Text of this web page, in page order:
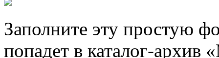
Заполните эту простую
попадет в каталог-архив